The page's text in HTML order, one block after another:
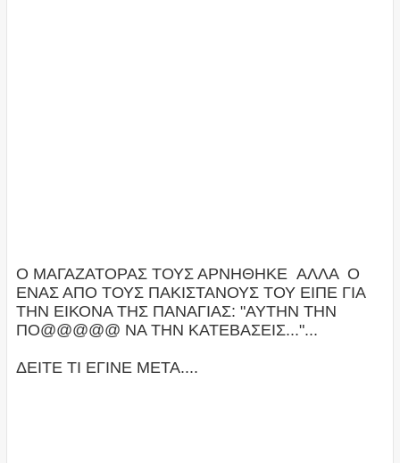
Ο ΜΑΓΑΖΑΤΟΡΑΣ ΤΟΥΣ ΑΡΝΗΘΗΚΕ ΑΛΛΑ Ο
ΕΝΑΣ ΑΠΟ ΤΟΥΣ ΠΑΚΙΣΤΑΝΟΥΣ ΤΟΥ ΕΙΠΕ ΓΙΑ
ΤΗΝ ΕΙΚΟΝΑ ΤΗΣ ΠΑΝΑΓΙΑΣ: "ΑΥΤΗΝ ΤΗΝ
ΠΟ@@@@@ ΝΑ ΤΗΝ ΚΑΤΕΒΑΣΕΙΣ..."...
ΔΕΙΤΕ ΤΙ ΕΓΙΝΕ ΜΕΤΑ....